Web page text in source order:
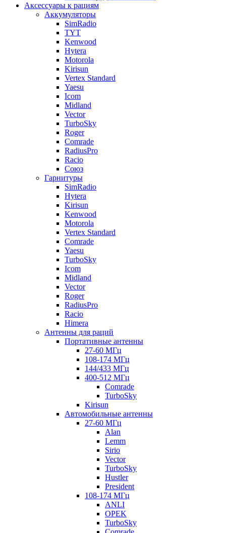
Аксессуары к рациям
Аккумуляторы
SimRadio
TYT
Kenwood
Hytera
Motorola
Kirisun
Vertex Standard
Yaesu
Icom
Midland
Vector
TurboSky
Roger
Comrade
RadiusPro
Racio
Союз
Гарнитуры
SimRadio
Hytera
Kirisun
Kenwood
Motorola
Vertex Standard
Comrade
Yaesu
TurboSky
Icom
Midland
Vector
Roger
RadiusPro
Racio
Himera
Антенны для раций
Портативные антенны
27-60 МГц
108-174 МГц
144/433 МГц
400-512 МГц
Comrade
TurboSky
Kirisun
Автомобильные антенны
27-60 МГц
Alan
Lemm
Sirio
Vector
TurboSky
Hustler
President
108-174 МГц
ANLI
OPEK
TurboSky